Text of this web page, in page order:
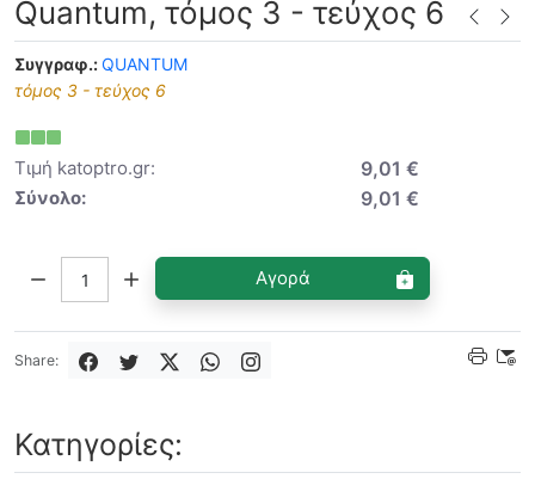
Quantum, τόμος 3 - τεύχος 6
Συγγραφ.:QUANTUM
τόμος 3 - τεύχος 6
Τιμή katoptro.gr: 9,01 €
Σύνολο: 9,01 €
Αγορά
Share:
Κατηγορίες: